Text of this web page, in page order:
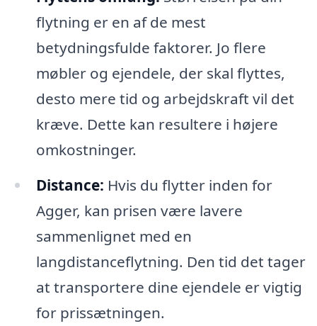
flytning er en af de mest
betydningsfulde faktorer. Jo flere
møbler og ejendele, der skal flyttes,
desto mere tid og arbejdskraft vil det
kræve. Dette kan resultere i højere
omkostninger.
Distance: Hvis du flytter inden for
Agger, kan prisen være lavere
sammenlignet med en
langdistanceflytning. Den tid det tager
at transportere dine ejendele er vigtig
for prissætningen.